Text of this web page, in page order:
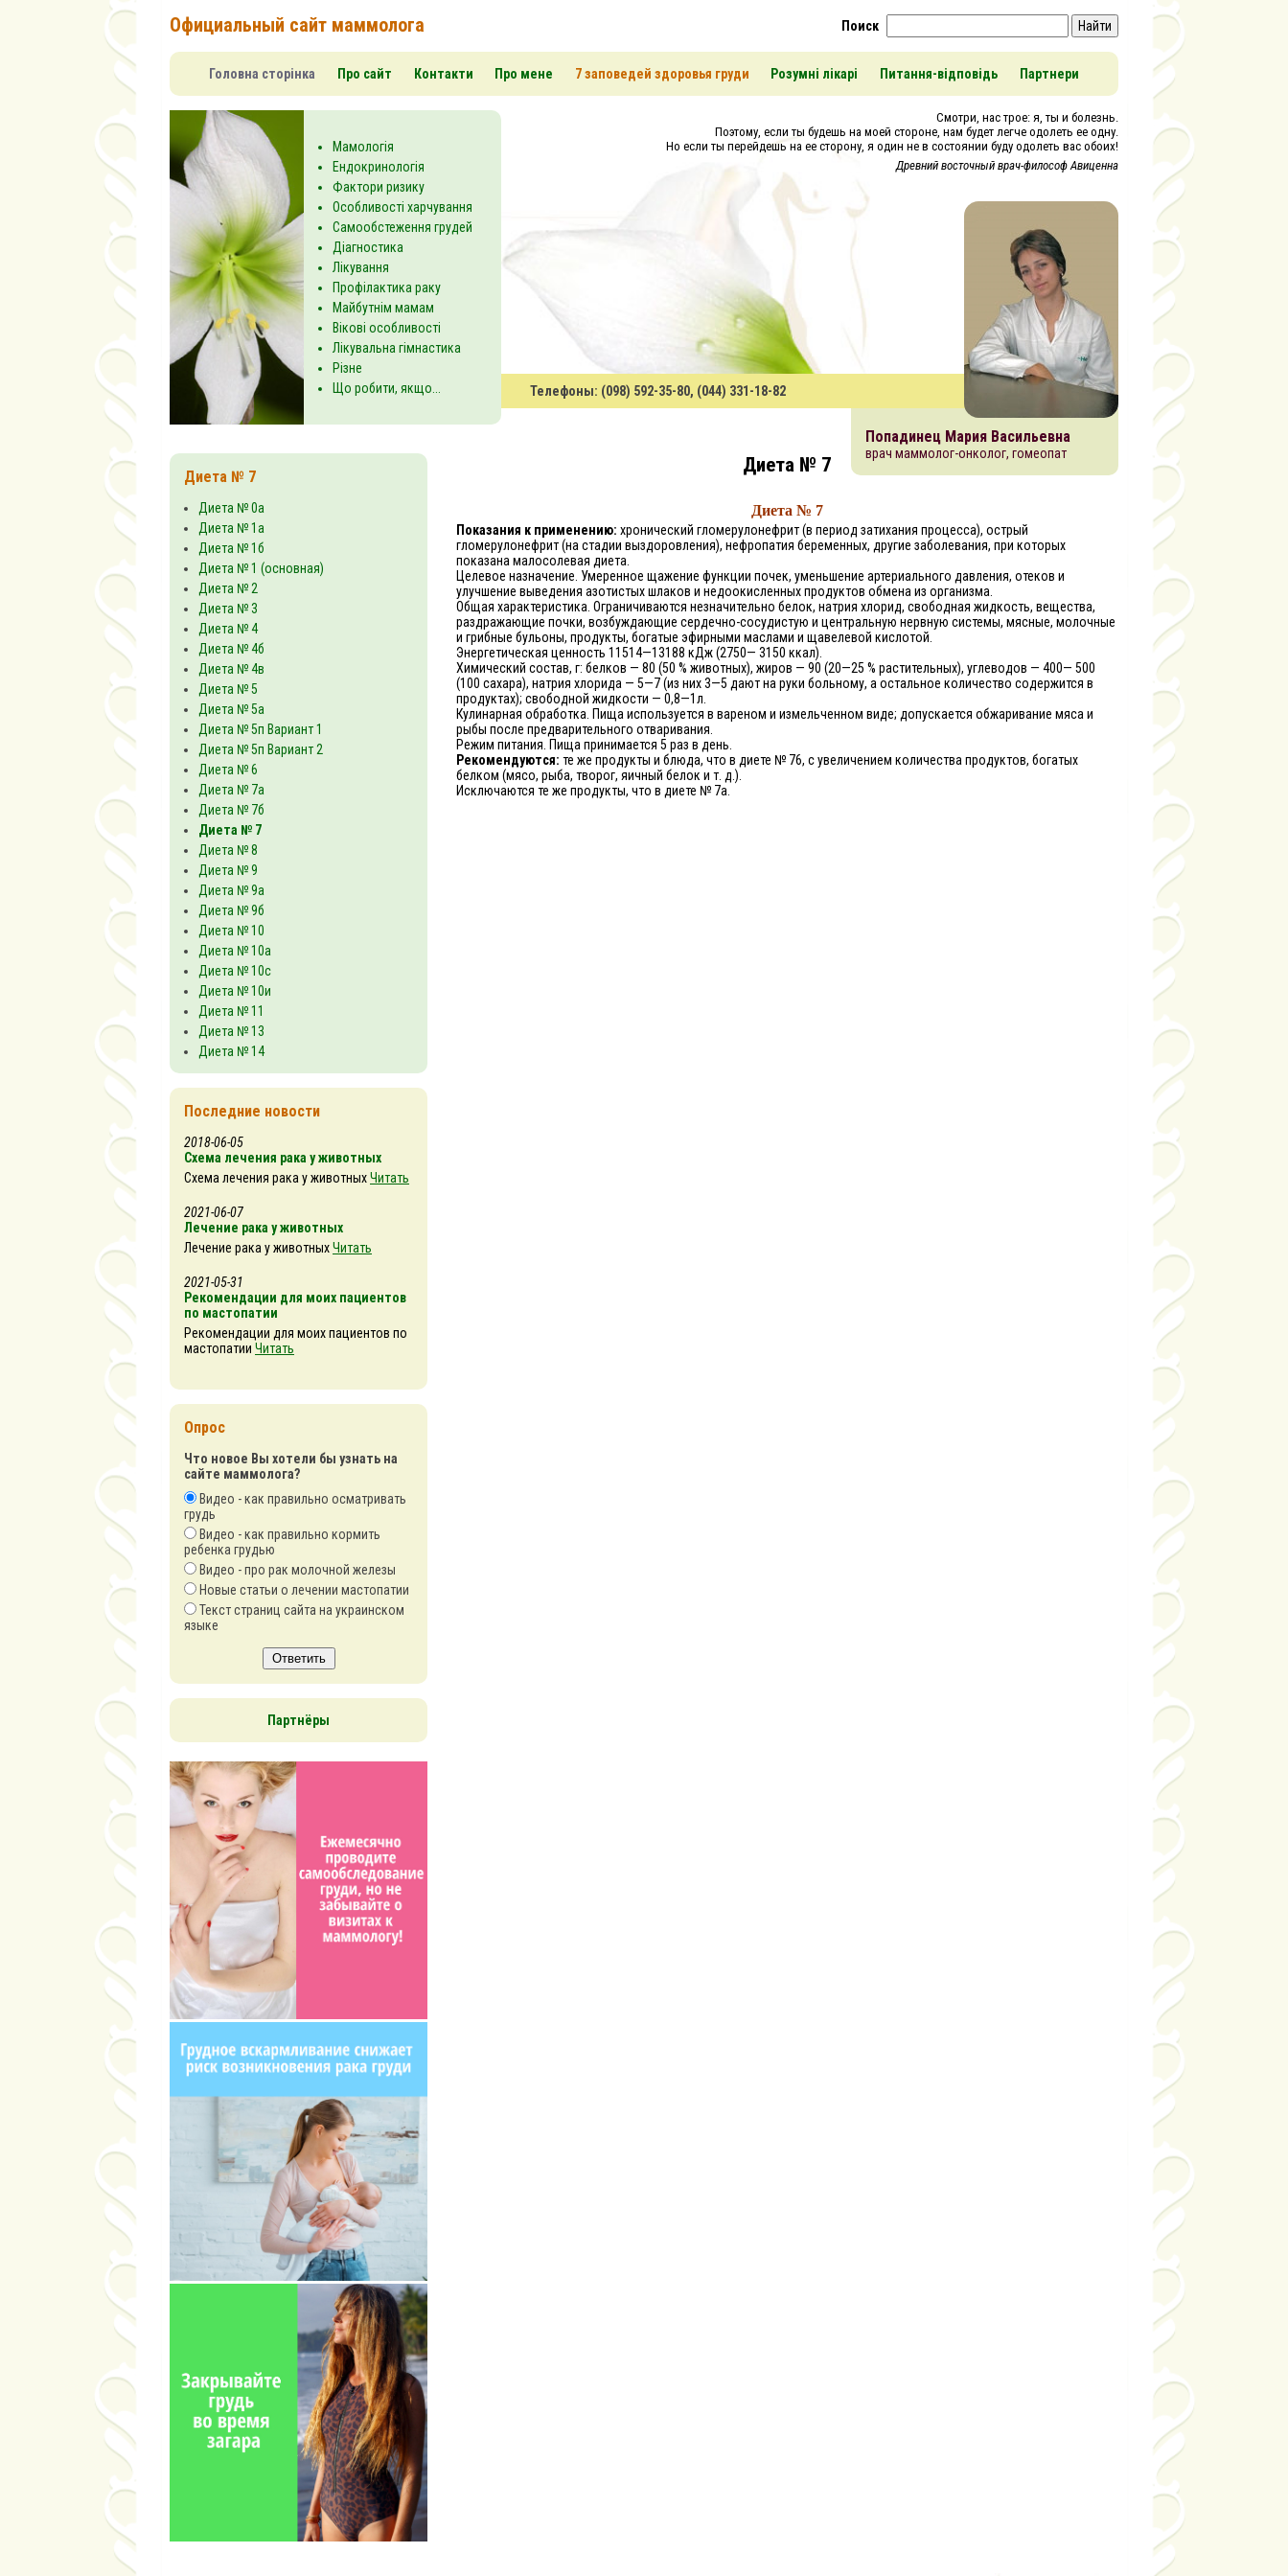
Официальный сайт маммолога Поиск Найти
Головна сторінка Про сайт Контакти Про мене 7 заповедей здоровья груди Розумні лікарі Питання-відповідь Партнери
Мамологія
Ендокринологія
Фактори ризику
Особливості харчування
Самообстеження грудей
Діагностика
Лікування
Профілактика раку
Майбутнім мамам
Вікові особливості
Лікувальна гімнастика
Різне
Що робити, якщо...
Смотри, нас трое: я, ты и болезнь.
Поэтому, если ты будешь на моей стороне, нам будет легче одолеть ее одну.
Но если ты перейдешь на ее сторону, я один не в состоянии буду одолеть вас обоих!
Древний восточный врач-философ Авиценна
Телефоны: (098) 592-35-80, (044) 331-18-82
Попадинец Мария Васильевна
врач маммолог-онколог, гомеопат
Диета № 7
Диета № 7
Показания к применению: хронический гломерулонефрит (в период затихания процесса), острый
гломерулонефрит (на стадии выздоровления), нефропатия беременных, другие заболевания, при которых
показана малосолевая диета.
Целевое назначение. Умеренное щажение функции почек, уменьшение артериального давления, отеков и
улучшение выведения азотистых шлаков и недоокисленных продуктов обмена из организма.
Общая характеристика. Ограничиваются незначительно белок, натрия хлорид, свободная жидкость, вещества,
раздражающие почки, возбуждающие сердечно-сосудистую и центральную нервную системы, мясные, молочные
и грибные бульоны, продукты, богатые эфирными маслами и щавелевой кислотой.
Энергетическая ценность 11514—13188 кДж (2750— 3150 ккал).
Химический состав, г: белков — 80 (50 % животных), жиров — 90 (20—25 % растительных), углеводов — 400— 500
(100 сахара), натрия хлорида — 5—7 (из них 3—5 дают на руки больному, а остальное количество содержится в
продуктах); свободной жидкости — 0,8—1л.
Кулинарная обработка. Пища используется в вареном и измельченном виде; допускается обжаривание мяса и
рыбы после предварительного отваривания.
Режим питания. Пища принимается 5 раз в день.
Рекомендуются: те же продукты и блюда, что в диете № 76, с увеличением количества продуктов, богатых
белком (мясо, рыба, творог, яичный белок и т. д.).
Исключаются те же продукты, что в диете № 7а.
Диета № 7
Диета № 0а
Диета № 1а
Диета № 1б
Диета № 1 (основная)
Диета № 2
Диета № 3
Диета № 4
Диета № 4б
Диета № 4в
Диета № 5
Диета № 5а
Диета № 5п Вариант 1
Диета № 5п Вариант 2
Диета № 6
Диета № 7а
Диета № 7б
Диета № 7
Диета № 8
Диета № 9
Диета № 9а
Диета № 9б
Диета № 10
Диета № 10а
Диета № 10с
Диета № 10и
Диета № 11
Диета № 13
Диета № 14
Последние новости
2018-06-05
Схема лечения рака у животных
Схема лечения рака у животныхЧитать
2021-06-07
Лечение рака у животных
Лечение рака у животныхЧитать
2021-05-31
Рекомендации для моих пациентов
по мастопатии
Рекомендации для моих пациентов по
мастопатии Читать
Опрос
Что новое Вы хотели бы узнать на
сайте маммолога?
Видео - как правильно осматривать
грудь
Видео - как правильно кормить
ребенка грудью
Видео - про рак молочной железы
Новые статьи о лечении мастопатии
Текст страниц сайта на украинском
языке
Ответить
Партнёры